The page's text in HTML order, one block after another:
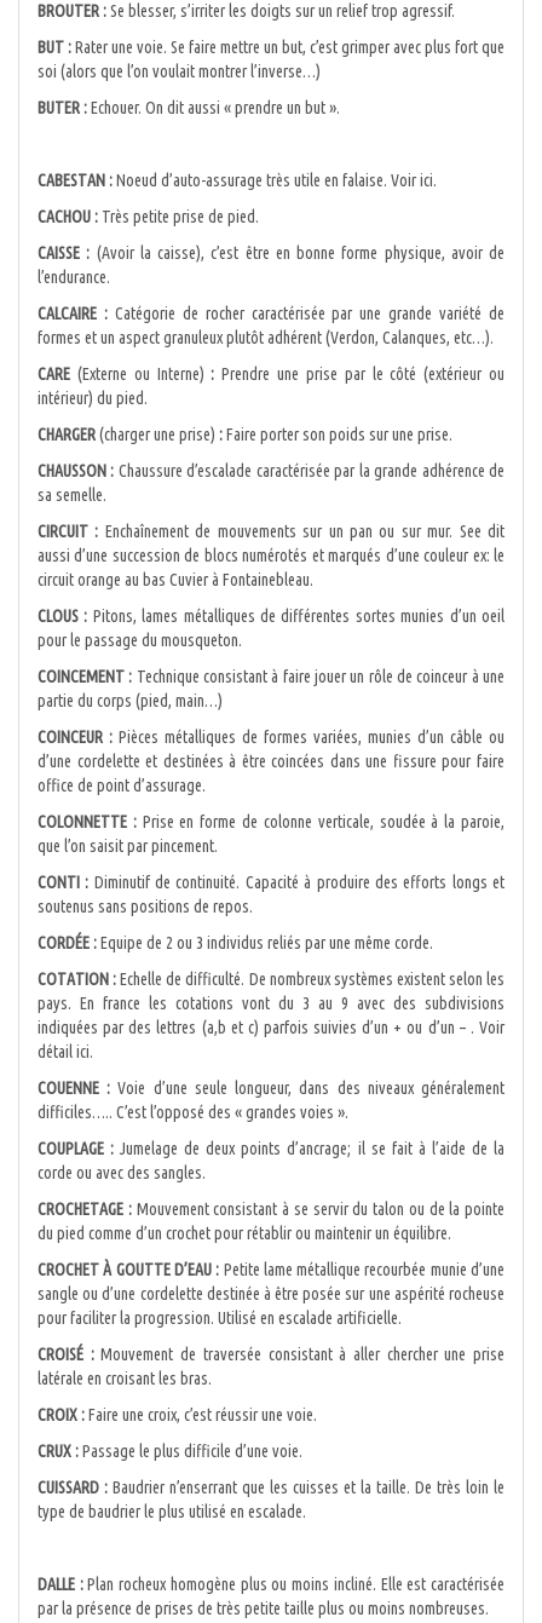
BROUTER :Se blesser, s’irriter les doigts sur un relief trop agressif.
BUT :Rater une voie. Se faire mettre un but, c’est grimper avec plus fort que
soi (alors que l’on voulait montrer l’inverse…)
BUTER :Echouer. On dit aussi « prendre un but ».
CABESTAN :Noeud d’auto-assurage très utile en falaise. Voir ici.
CACHOU : Très petite prise de pied.
CAISSE : (Avoir la caisse), c’est être en bonne forme physique, avoir de
l’endurance.
CALCAIRE :Catégorie de rocher caractérisée par une grande variété de
formes et un aspect granuleux plutôt adhérent (Verdon, Calanques, etc…).
CARE (Externe ou Interne) : Prendre une prise par le côté (extérieur ou
intérieur) du pied.
CHARGER(charger une prise) :Faire porter son poids sur une prise.
CHAUSSON : Chaussure d’escalade caractérisée par la grande adhérence de
sa semelle.
CIRCUIT : Enchaînement de mouvements sur un pan ou sur mur. See dit
aussi d’une succession de blocs numérotés et marqués d’une couleur ex: le
circuit orange au bas Cuvier à Fontainebleau.
CLOUS : Pitons, lames métalliques de différentes sortes munies d’un oeil
pour le passage du mousqueton.
COINCEMENT : Technique consistant à faire jouer un rôle de coinceur à une
partie du corps (pied, main…)
COINCEUR : Pièces métalliques de formes variées, munies d’un câble ou
d’une cordelette et destinées à être coincées dans une fissure pour faire
office de point d’assurage.
COLONNETTE :Prise en forme de colonne verticale, soudée à la paroie,
que l’on saisit par pincement.
CONTI : Diminutif de continuité. Capacité à produire des efforts longs et
soutenus sans positions de repos.
CORDÉE :Equipe de 2 ou 3 individus reliés par une même corde.
COTATION :Echelle de difficulté. De nombreux systèmes existent selon les
pays. En france les cotations vont du 3 au 9 avec des subdivisions
indiquées par des lettres (a,b et c) parfois suivies d’un + ou d’un – . Voir
détail ici.
COUENNE : Voie d’une seule longueur, dans des niveaux généralement
difficiles….. C’est l’opposé des « grandes voies ».
COUPLAGE : Jumelage de deux points d’ancrage; il se fait à l’aide de la
corde ou avec des sangles.
CROCHETAGE :Mouvement consistant à se servir du talon ou de la pointe
du pied comme d’un crochet pour rétablir ou maintenir un équilibre.
CROCHET À GOUTTE D’EAU : Petite lame métallique recourbée munie d’une
sangle ou d’une cordelette destinée à être posée sur une aspérité rocheuse
pour faciliter la progression. Utilisé en escalade artificielle.
CROISÉ :Mouvement de traversée consistant à aller chercher une prise
latérale en croisant les bras.
CROIX :Faire une croix, c’est réussir une voie.
CRUX :Passage le plus difficile d’une voie.
CUISSARD : Baudrier n’enserrant que les cuisses et la taille. De très loin le
type de baudrier le plus utilisé en escalade.
DALLE :Plan rocheux homogène plus ou moins incliné. Elle est caractérisée
par la présence de prises de très petite taille plus ou moins nombreuses.